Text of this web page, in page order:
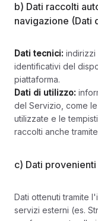
b) Dati raccolti
navigazione (Dati
Dati tecnici: indirizzi
identificativi del
piattaforma.
Dati di utilizzo:
del Servizio, come
utilizzate e le
raccolti anche
c) Dati
Dati ottenuti tramite
servizi esterni (es.